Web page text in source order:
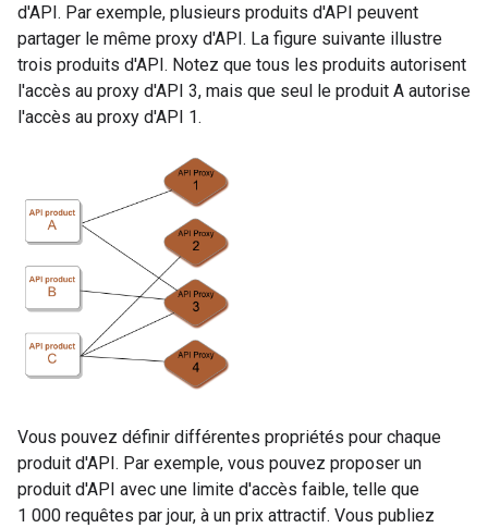
d'API. Par exemple, plusieurs produits d'API peuvent
partager le même proxy d'API. La figure suivante illustre
trois produits d'API. Notez que tous les produits autorisent
l'accès au proxy d'API 3, mais que seul le produit A autorise
l'accès au proxy d'API 1.
Vous pouvez définir différentes propriétés pour chaque
produit d'API. Par exemple, vous pouvez proposer un
produit d'API avec une limite d'accès faible, telle que
1 000 requêtes par jour, à un prix attractif. Vous publiez